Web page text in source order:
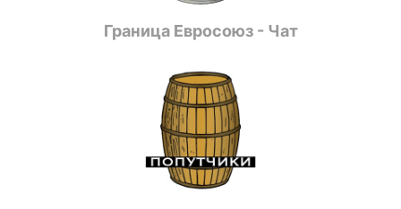
Граница Евросоюз - Чат